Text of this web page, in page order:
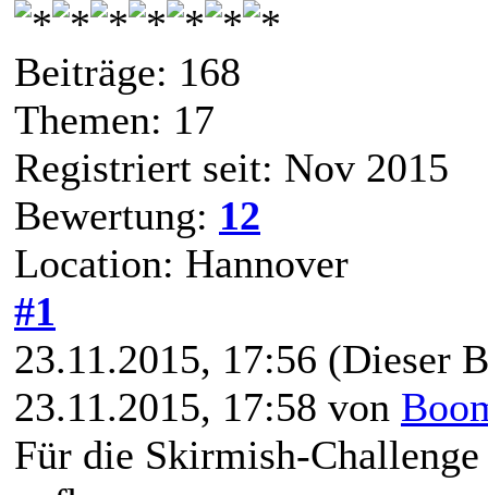
Beiträge: 168
Themen: 17
Registriert seit: Nov 2015
Bewertung: 12
Location: Hannover
#1
23.11.2015, 17:56 (Dieser
23.11.2015, 17:58 von
Für die Skirmish-